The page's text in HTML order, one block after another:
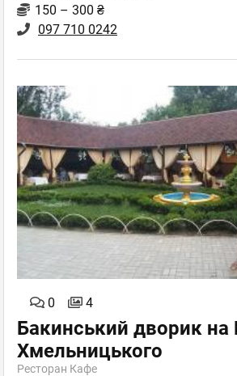
150 – 300 ₴
097 710 0242
0 4
Бакинський дворик на
Хмельницького
Ресторан Кафе